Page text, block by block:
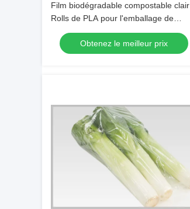
Film biodégradable compostable clair
Rolls de PLA pour l'emballage de
torsion de sucrerie
Obtenez le meilleur prix